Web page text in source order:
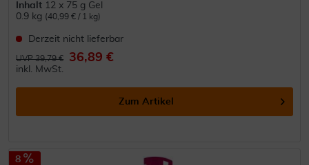
Inhalt 12 x 75 g Gel
0.9 kg (40,99 € / 1 kg)
Derzeit nicht lieferbar
UVP 39,79 € 36,89 €
inkl. MwSt.
Zum Artikel
8